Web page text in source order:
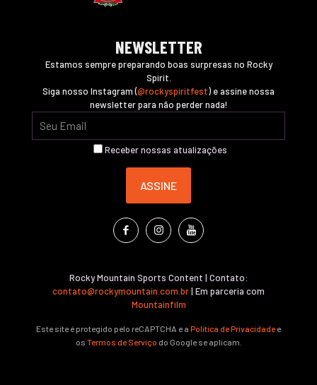
NEWSLETTER
Estamos sempre preparando boas surpresas no Rocky
Spirit.
Siga nosso Instagram (@rockyspiritfest) e assine nossa
newsletter para não perder nada!
Receber nossas atualizações
Rocky Mountain Sports Content | Contato:
contato@rockymountain.com.br| Em parceria com
Mountainfilm
Este site é protegido pelo reCAPTCHA e a Política de Privacidadee
os Termos de Serviço do Google se aplicam.